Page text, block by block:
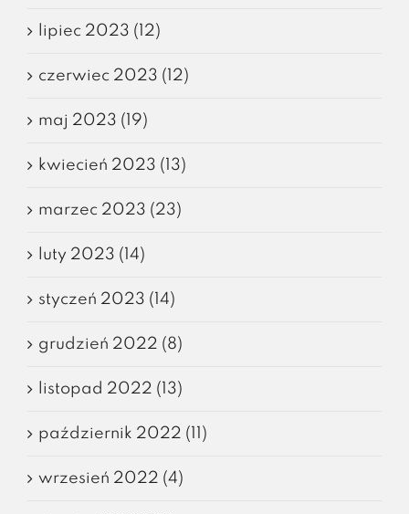
lipiec 2023 (12)
czerwiec 2023 (12)
maj 2023 (19)
kwiecień 2023 (13)
marzec 2023 (23)
luty 2023 (14)
styczeń 2023 (14)
grudzień 2022 (8)
listopad 2022 (13)
październik 2022 (11)
wrzesień 2022 (4)